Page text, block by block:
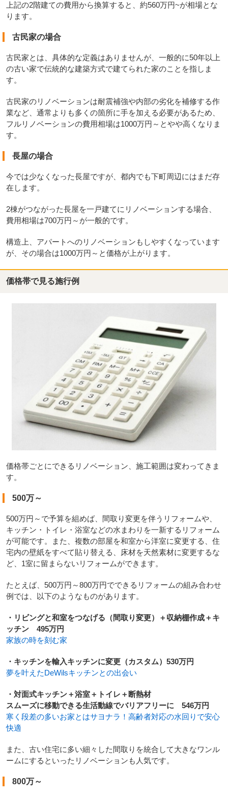
上記の2階建ての費用から換算すると、約560万円~が相場とな
ります。
古民家の場合
古民家とは、具体的な定義はありませんが、一般的に50年以上
の古い家で伝統的な建築方式で建てられた家のことを指しま
す。
古民家のリノベーションは耐震補強や内部の劣化を補修する作
業など、通常よりも多くの箇所に手を加える必要があるため、
フルリノベーションの費用相場は1000万円～とやや高くなりま
す。
長屋の場合
今では少なくなった長屋ですが、都内でも下町周辺にはまだ存
在します。
2棟がつながった長屋を一戸建てにリノベーションする場合、
費用相場は700万円～が一般的です。
構造上、アパートへのリノベーションもしやすくなっています
が、その場合は1000万円～と価格が上がります。
価格帯で見る施行例
価格帯ごとにできるリノベーション、施工範囲は変わってきま
す。
500万～
500万円～で予算を組めば、間取り変更を伴うリフォームや、
キッチン・トイレ・浴室などの水まわりを一新するリフォーム
が可能です。また、複数の部屋を和室から洋室に変更する、住
宅内の壁紙をすべて貼り替える、床材を天然素材に変更するな
ど、1室に留まらないリフォームができます。
たとえば、500万円～800万円でできるリフォームの組み合わせ
例では、以下のようなものがあります。
・リビングと和室をつなげる（間取り変更）＋収納棚作成＋キ
ッチン 495万円
家族の時を刻む家
・キッチンを輸入キッチンに変更（カスタム）530万円
夢を叶えたDeWilsキッチンとの出会い
・対面式キッチン＋浴室＋トイレ＋断熱材
スムーズに移動できる生活動線でバリアフリーに 546万円
寒く段差の多いお家とはサヨナラ！高齢者対応の水回りで安心
快適
また、古い住宅に多い細々した間取りを統合して大きなワンル
ームにするといったリノベーションも人気です。
800万～